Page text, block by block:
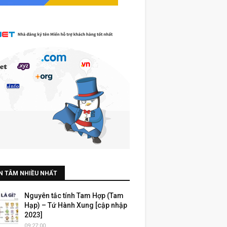
TÂM NHIỀU NHẤT
Nguyên tắc tính Tam Hợp (Tam
Hạp) – Tứ Hành Xung [cập nhập
2023]